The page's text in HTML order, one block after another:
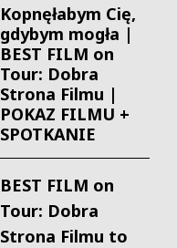
Kopnęłabym Cię,
gdybym mogła |
BEST FILM on
Tour: Dobra
Strona Filmu |
POKAZ FILMU +
SPOTKANIE
BEST FILM on
Tour: Dobra
Strona Filmu to